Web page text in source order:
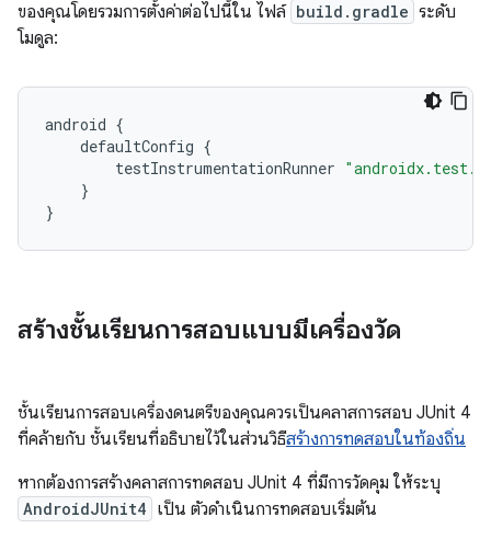
ของคุณโดยรวมการตั้งค่าต่อไปนี้ใน ไฟล์ build.gradle ระดับ
โมดูล:
android {
defaultConfig {
testInstrumentationRunner
}
}
สร้างชั้นเรียนการสอบแบบมีเครื่องวัด
ชั้นเรียนการสอบเครื่องดนตรีของคุณควรเป็นคลาสการสอบ JUnit 4
ที่คล้ายกับ ชั้นเรียนที่อธิบายไว้ในส่วนวิธีสร้างการทดสอบในท้องถิ่น
หากต้องการสร้างคลาสการทดสอบ JUnit 4 ที่มีการวัดคุม ให้ระบุ
AndroidJUnit4 เป็น ตัวดำเนินการทดสอบเริ่มต้น